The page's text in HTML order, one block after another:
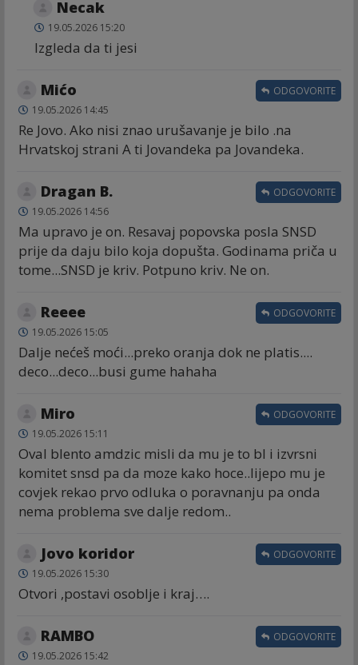
Necak
19.05.2026 15:20
Izgleda da ti jesi
Mićo
19.05.2026 14:45
Re Jovo. Ako nisi znao urušavanje je bilo .na
Hrvatskoj strani A ti Jovandeka pa Jovandeka.
ODGOVORITE
Dragan B.
19.05.2026 14:56
Ma upravo je on. Resavaj popovska posla SNSD
prije da daju bilo koja dopušta. Godinama priča u
tome...SNSD je kriv. Potpuno kriv. Ne on.
ODGOVORITE
Reeee
19.05.2026 15:05
Dalje nećeš moći...preko oranja dok ne platis....
deco...deco...busi gume hahaha
ODGOVORITE
Miro
19.05.2026 15:11
Oval blento amdzic misli da mu je to bl i izvrsni
komitet snsd pa da moze kako hoce..lijepo mu je
covjek rekao prvo odluka o poravnanju pa onda
nema problema sve dalje redom..
ODGOVORITE
Jovo koridor
19.05.2026 15:30
Otvori ,postavi osoblje i kraj….
ODGOVORITE
RAMBO
19.05.2026 15:42
ODGOVORITE